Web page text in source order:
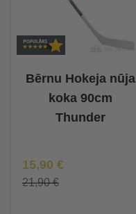
Bērnu Hokeja nūja
koka 90cm
Thunder
Īpaša Cena
15,90 €
21,90 €